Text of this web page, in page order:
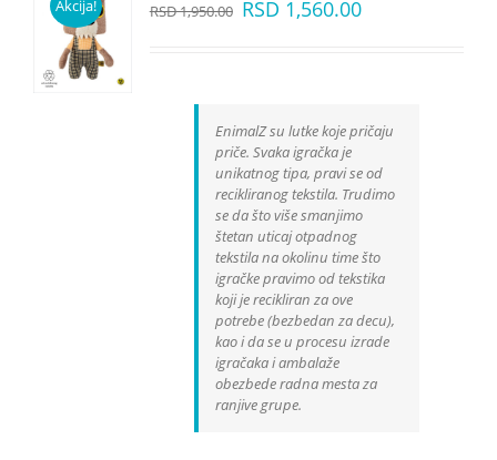
Akcija! RSD1,950.00 RSD 1,560.00
EnimalZ su lutke koje pričaju
priče. Svaka igračka je
unikatnog tipa, pravi se od
recikliranog tekstila. Trudimo
se da što više smanjimo
štetan uticaj otpadnog
tekstila na okolinu time što
igračke pravimo od tekstika
koji je recikliran za ove
potrebe (bezbedan za decu),
kao i da se u procesu izrade
igračaka i ambalaže
obezbede radna mesta za
ranjive grupe.